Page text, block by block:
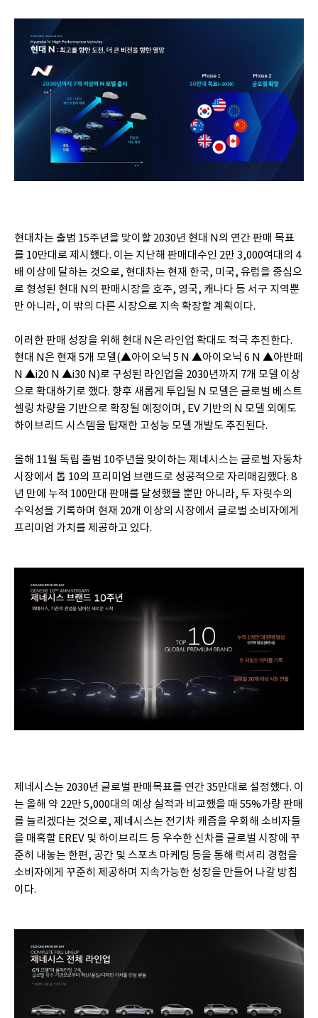
현대차는 출범 15주년을 맞이할 2030년 현대 N의 연간 판매 목표
를 10만대로 제시했다. 이는 지난해 판매대수인 2만 3,000여대의 4
배 이상에 달하는 것으로, 현대차는 현재 한국, 미국, 유럽을 중심으
로 형성된 현대 N의 판매시장을 호주, 영국, 캐나다 등 서구 지역뿐
만 아니라, 이 밖의 다른 시장으로 지속 확장할 계획이다.
이러한 판매 성장을 위해 현대 N은 라인업 확대도 적극 추진한다.
현대 N은 현재 5개 모델(▲아이오닉 5 N ▲아이오닉 6 N ▲아반떼
N ▲i20 N ▲i30 N)로 구성된 라인업을 2030년까지 7개 모델 이상
으로 확대하기로 했다. 향후 새롭게 투입될 N 모델은 글로벌 베스트
셀링 차량을 기반으로 확장될 예정이며, EV 기반의 N 모델 외에도
하이브리드 시스템을 탑재한 고성능 모델 개발도 추진된다.
올해 11월 독립 출범 10주년을 맞이하는 제네시스는 글로벌 자동차
시장에서 톱 10의 프리미엄 브랜드로 성공적으로 자리매김했다. 8
년 만에 누적 100만대 판매를 달성했을 뿐만 아니라, 두 자릿수의
수익성을 기록하며 현재 20개 이상의 시장에서 글로벌 소비자에게
프리미엄 가치를 제공하고 있다.
제네시스는 2030년 글로벌 판매목표를 연간 35만대로 설정했다. 이
는 올해 약 22만 5,000대의 예상 실적과 비교했을 때 55%가량 판매
를 늘리겠다는 것으로, 제네시스는 전기차 캐즘을 우회해 소비자들
을 매혹할 EREV 및 하이브리드 등 우수한 신차를 글로벌 시장에 꾸
준히 내놓는 한편, 공간 및 스포츠 마케팅 등을 통해 럭셔리 경험을
소비자에게 꾸준히 제공하며 지속가능한 성장을 만들어 나갈 방침
이다.